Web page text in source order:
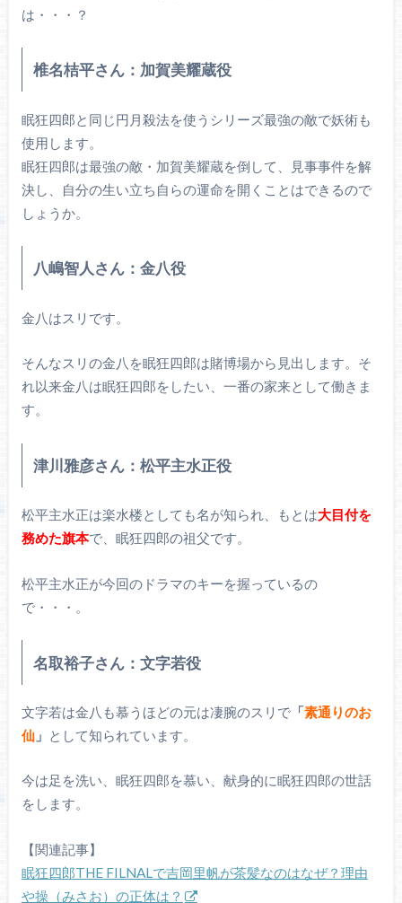
は・・・？
椎名桔平さん：加賀美耀蔵役
眠狂四郎と同じ円月殺法を使うシリーズ最強の敵で妖術も
使用します。
眠狂四郎は最強の敵・加賀美耀蔵を倒して、見事事件を解
決し、自分の生い立ち自らの運命を開くことはできるので
しょうか。
八嶋智人さん：金八役
金八はスリです。
そんなスリの金八を眠狂四郎は賭博場から見出します。そ
れ以来金八は眠狂四郎をしたい、一番の家来として働きま
す。
津川雅彦さん：松平主水正役
松平主水正は楽水楼としても名が知られ、もとは大目付を
務めた旗本で、眠狂四郎の祖父です。
松平主水正が今回のドラマのキーを握っているの
で・・・。
名取裕子さん：文字若役
文字若は金八も慕うほどの元は凄腕のスリで「素通りのお
仙」 として知られています。
今は足を洗い、眠狂四郎を慕い、献身的に眠狂四郎の世話
をします。
【関連記事】
眠狂四郎THE FILNALで吉岡里帆が茶髪なのはなぜ？理由
や操（みさお）の正体は？